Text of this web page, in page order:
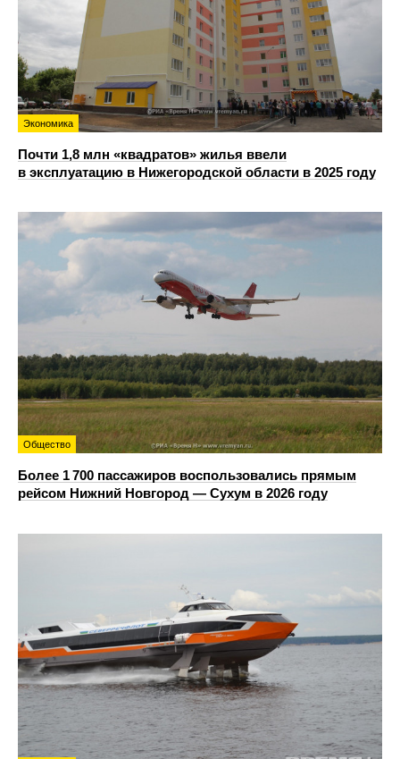
Экономика
Почти 1,8 млн «квадратов» жилья ввели
в эксплуатацию в Нижегородской области в 2025 году
Общество
Более 1 700 пассажиров воспользовались прямым
рейсом Нижний Новгород — Сухум в 2026 году